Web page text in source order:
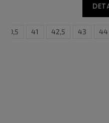
46
40,5 41 42,5 43 44